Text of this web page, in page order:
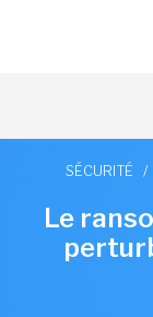
SÉCURITÉ /
Le